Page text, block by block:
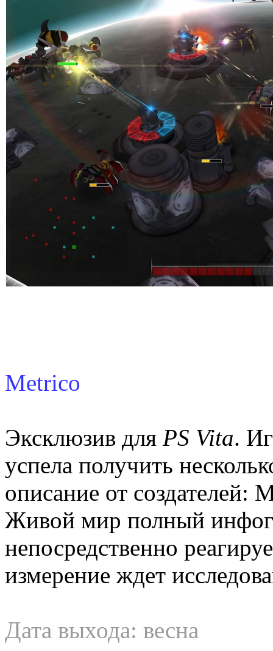
Metrico
Эксклюзив для PS Vita.
успела получить
описание от создателей:
Живой мир полный
непосредственно
измерение ждет
Дата выхода: весна